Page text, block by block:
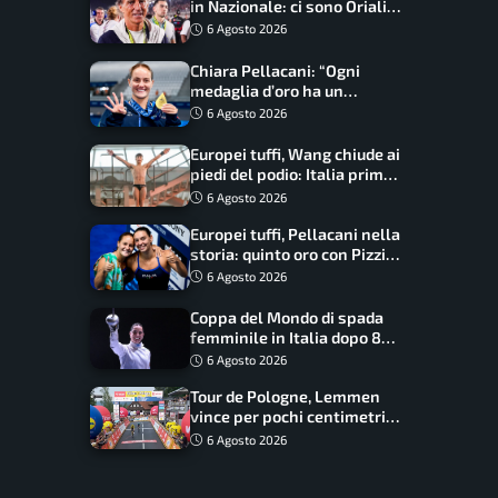
in Nazionale: ci sono Oriali e
Bonucci, confermato un
6 Agosto 2026
Chiara Pellacani: “Ogni
medaglia d’oro ha un
significato diverso. Ho fatto
6 Agosto 2026
Europei tuffi, Wang chiude ai
piedi del podio: Italia prima
nel medagliere
6 Agosto 2026
Europei tuffi, Pellacani nella
storia: quinto oro con Pizzini
nel sincro da 3 metri
6 Agosto 2026
Coppa del Mondo di spada
femminile in Italia dopo 8
anni, Alberta Santuccio: “Il
frutti”
6 Agosto 2026
Tour de Pologne, Lemmen
vince per pochi centimetri
su Scaroni: maxi-caduta e
6 Agosto 2026